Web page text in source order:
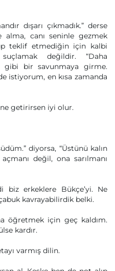
dışarı çıkmadık.” derse
canı seninle gezmek
teklif etmediğin için kalbi
suçlamak değildir. “Daha
gibi bir savunmaya girme.
istiyorum, en kısa zamanda
getirirsen iyi olur.
diyorsa, “Üstünü kalın
değil, ona sarılmanı
biz erkeklere Bükçe’yi. Ne
kavrayabilirdik belki.
öğretmek için geç kaldım.
kardır.
varmış dilin.